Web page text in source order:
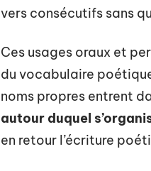
vers consécutifs sans
Ces usages oraux et
du vocabulaire
noms propres entrent
autour duquel
en retour l’écriture